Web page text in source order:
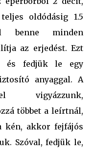
oldódásig 1.5
benne minden
az erjedést. Ezt
és fedjük le egy
anyaggal. A
vigyázzunk,
többet a leírtnál,
kén, akkor fejfájós
Szóval, fedjük le,